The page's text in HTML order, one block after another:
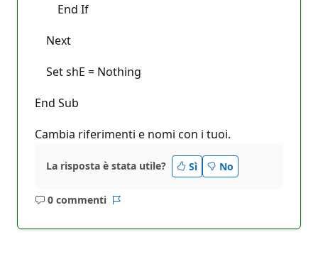
End If
Next
Set shE = Nothing
End Sub
Cambia riferimenti e nomi con i tuoi.
La risposta è stata utile? Sì No
0 commenti
Nessun